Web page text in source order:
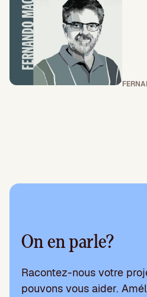
On en parle?
Racontez-nous votre
pouvons vous aider.